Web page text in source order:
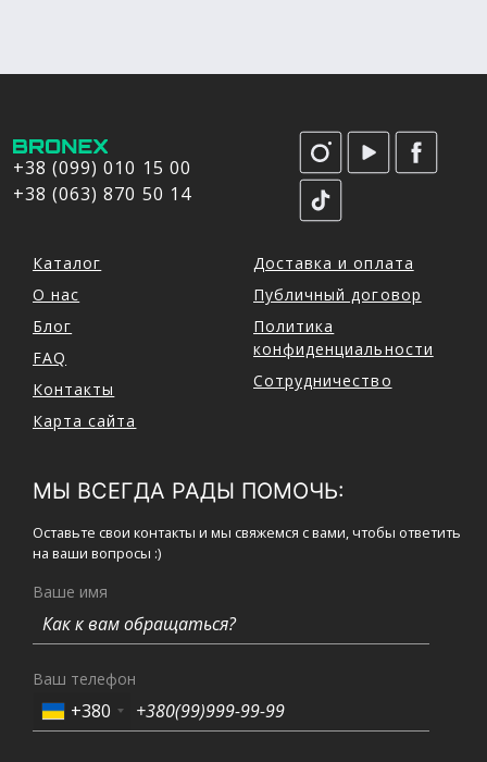
+38 (099) 010 15 00
+38 (063) 870 50 14
Каталог
О нас
Блог
FAQ
Контакты
Карта сайта
Доставка и оплата
Публичный договор
Политика
конфиденциальности
Сотрудничество
МЫ ВСЕГДА РАДЫ ПОМОЧЬ:
Оставьте свои контакты и мы свяжемся с вами, чтобы ответить
на ваши вопросы :)
Ваше имя
Ваш телефон
+380